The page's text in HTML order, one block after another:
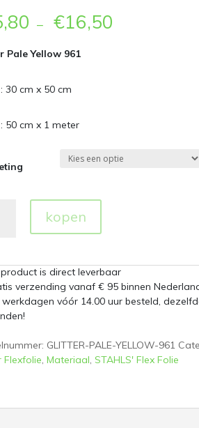
– €16,50
Pale Yellow 961
30 cm x 50 cm
50 cm x 1 meter
kopen
is direct leverbaar
verzending vanaf € 95 binnen
vóór 14.00 uur besteld,
GLITTER-PALE-YELLOW-961
Flexfolie, Materiaal, STAHLS' Flex Folie